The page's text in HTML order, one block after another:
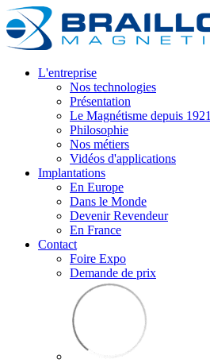
L'entreprise
Nos technologies
Présentation
Le Magnétisme depuis 1921
Philosophie
Nos métiers
Vidéos d'applications
Implantations
En Europe
Dans le Monde
Devenir Revendeur
En France
Contact
Foire Expo
Demande de prix